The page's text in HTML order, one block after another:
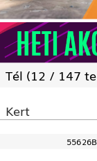
Tél (12 / 147
Kert
55626B